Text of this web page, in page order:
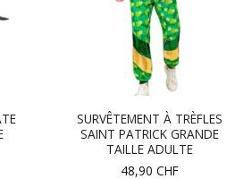
SURVÊTEMENT À TRÈFLES
SAINT PATRICK GRANDE
TAILLE ADULTE
48,90 CHF